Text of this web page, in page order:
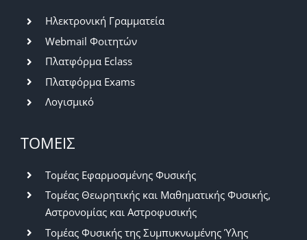
Ηλεκτρονική Γραμματεία
Webmail Φοιτητών
Πλατφόρμα Eclass
Πλατφόρμα Exams
Λογισμικό
ΤΟΜΕΙΣ
Τομέας Εφαρμοσμένης Φυσικής
Τομέας Θεωρητικής και Μαθηματικής Φυσικής,
Αστρονομίας και Αστροφυσικής
Τομέας Φυσικής της Συμπυκνωμένης Ύλης